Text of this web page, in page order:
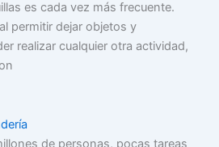
es cada vez más frecuente.
permitir dejar objetos y
realizar cualquier otra actividad,
de personas, pocas tareas